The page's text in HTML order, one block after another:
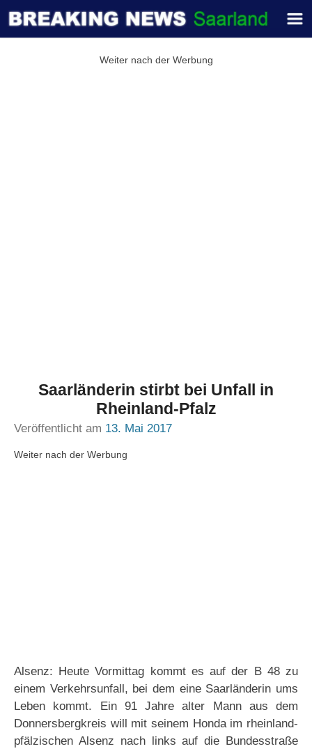
Weiter nach der Werbung
Saarländerin stirbt bei Unfall in
Rheinland-Pfalz
Veröffentlicht am 13. Mai 2017
Weiter nach der Werbung
Alsenz: Heute Vormittag kommt es auf der B 48 zu
einem Verkehrsunfall, bei dem eine Saarländerin ums
Leben kommt. Ein 91 Jahre alter Mann aus dem
Donnersbergkreis will mit seinem Honda im rheinland-
pfälzischen Alsenz nach links auf die Bundesstraße